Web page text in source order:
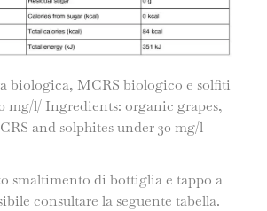
biologica, MCRS biologico e solfiti
mg/l/ Ingredients: organic grapes,
and solphites under 30 mg/l
smaltimento di bottiglia e tappo a
consultare la seguente tabella.